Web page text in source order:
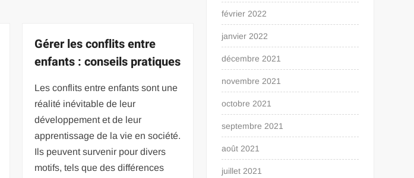
Gérer les conflits entre
enfants : conseils pratiques
Les conflits entre enfants sont une
réalité inévitable de leur
développement et de leur
apprentissage de la vie en société.
Ils peuvent survenir pour divers
motifs, tels que des différences
février 2022
janvier 2022
décembre 2021
novembre 2021
octobre 2021
septembre 2021
août 2021
juillet 2021